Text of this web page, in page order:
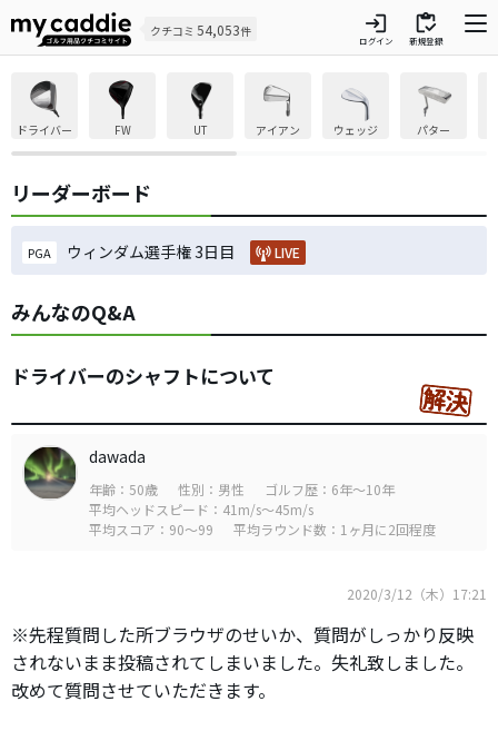
クチコミ 54,053件 login
ログイン
inventory
新規登録
ドライバー FW UT アイアン ウェッジ パター
リーダーボード
PGA ウィンダム選手権 3日目 LIVE
みんなのQ&A
ドライバーのシャフトについて
dawada
年齢：50歳 性別：男性
ゴルフ歴：6年～10年
平均ヘッドスピード：41m/s～45m/s
平均スコア：90～99
平均ラウンド数：1ヶ月に2回程度
2020/3/12（木）17:21
※先程質問した所ブラウザのせいか、質問がしっかり反映
されないまま投稿されてしまいました。失礼致しました。
改めて質問させていただきます。